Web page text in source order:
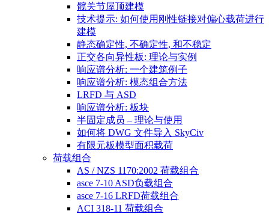
髋关节屋顶建模
技术提示: 如何使用刚性链接对偏心载荷进行
建模
静态确定性, 不确定性, 和不稳定
正交各向异性板: 理论与实例
响应谱分析: 一个建筑例子
响应谱分析: 模态组合方法
LRFD 与 ASD
响应谱分析: 板块
半固定成员 – 理论与使用
如何将 DWG 文件导入 SkyCiv
有限元板模型面积载荷
荷载组合
AS / NZS 1170:2002 荷载组合
asce 7-10 ASD负载组合
asce 7-16 LRFD荷载组合
ACI 318-11 荷载组合